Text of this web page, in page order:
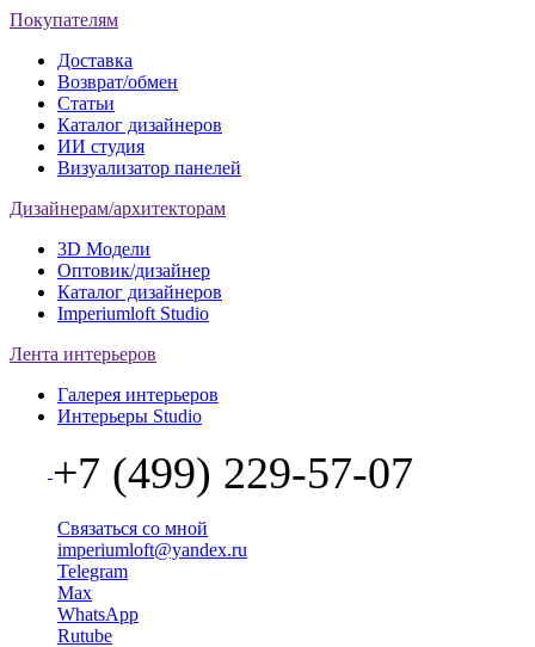
Покупателям
Доставка
Возврат/обмен
Статьи
Каталог дизайнеров
ИИ студия
Визуализатор панелей
Дизайнерам/архитекторам
3D Модели
Оптовик/дизайнер
Каталог дизайнеров
Imperiumloft Studio
Лента интерьеров
Галерея интерьеров
Интерьеры Studio
+7 (499) 229-57-07
Связаться со мной
imperiumloft@yandex.ru
Telegram
Max
WhatsApp
Rutube